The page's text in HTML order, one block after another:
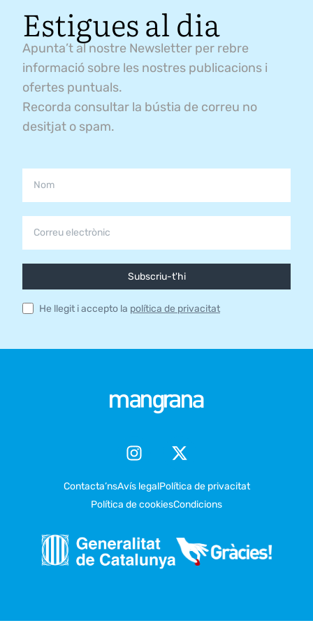
Estigues al dia
Apunta’t al nostre Newsletter per rebre
informació sobre les nostres publicacions i
ofertes puntuals.
Recorda consultar la bústia de correu no
desitjat o spam.
Subscriu-t'hi
He llegit i accepto la política de privacitat
Contacta’nsAvís legalPolítica de privacitat
Política de cookiesCondicions